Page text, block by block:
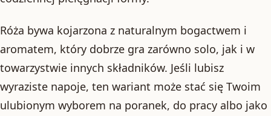
Róża bywa kojarzona z naturalnym bogactwem i
aromatem, który dobrze gra zarówno solo, jak i w
towarzystwie innych składników. Jeśli lubisz
wyraziste napoje, ten wariant może stać się Twoim
ulubionym wyborem na poranek, do pracy albo jako